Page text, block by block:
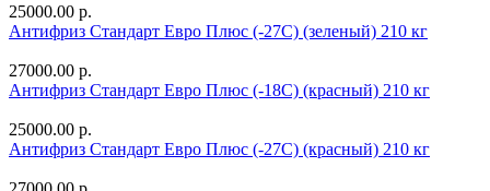
25000.00 р.
Антифриз Стандарт Евро Плюс (-27С) (зеленый) 210 кг
27000.00 р.
Антифриз Стандарт Евро Плюс (-18С) (красный) 210 кг
25000.00 р.
Антифриз Стандарт Евро Плюс (-27С) (красный) 210 кг